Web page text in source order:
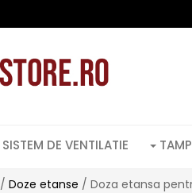
SISTEM DE VENTILATIE
/ Doze etanse / Doza etansa